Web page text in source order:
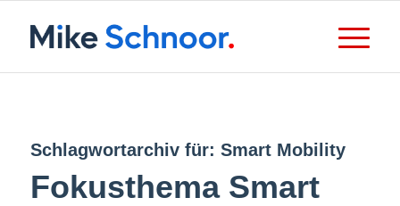
Schlagwortarchiv für: Smart Mobility
Fokusthema Smart